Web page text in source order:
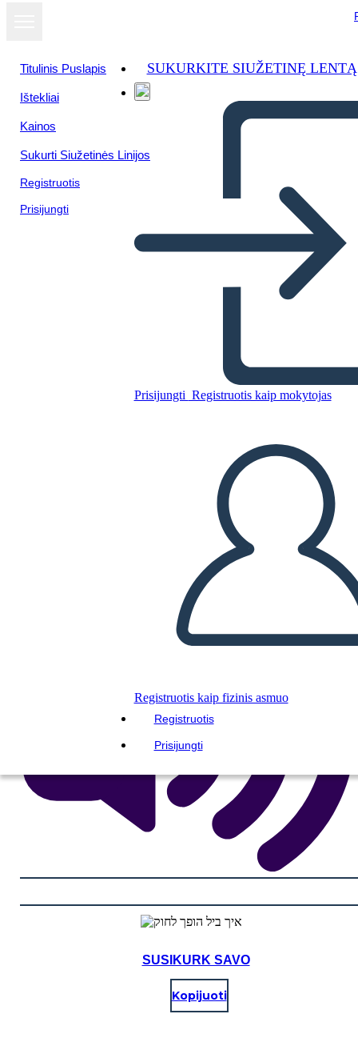
Titulinis Puslapis
Ištekliai
Kainos
Sukurti Siužetinės Linijos
Registruotis
Prisijungti
SUKURKITE SIUŽETINĘ LENTĄ
Prisijungti Registruotis kaip mokytojas
Registruotis kaip fizinis asmuo
Registruotis
Prisijungti
איך ביל הופך לחוק
Nukopijuokite šią siužetinę lentą
SUKURTI SIUŽETINĘ LENTĄ
PALEISTI SKAIDRIŲ DEMONSTRACIJĄ
SKAITYK MAN
SUSIKURK SAVO
Kopijuoti